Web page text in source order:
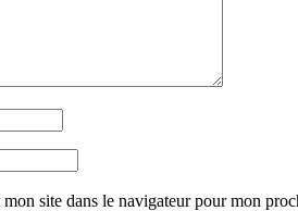
site dans le navigateur pour mon